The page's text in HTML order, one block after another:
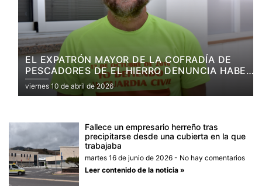
EL EXPATRÓN MAYOR DE LA COFRADÍA DE
PESCADORES DE EL HIERRO DENUNCIA HABER
RECIBIDO AMENAZAS, TRAS ANUNCIAR SU
INTENCIÓN DE PRESENTARSE A LAS
viernes 10 de abril de 2026
Fallece un empresario herreño tras
precipitarse desde una cubierta en la que
trabajaba
martes 16 de junio de 2026
No hay comentarios
Leer contenido de la noticia »